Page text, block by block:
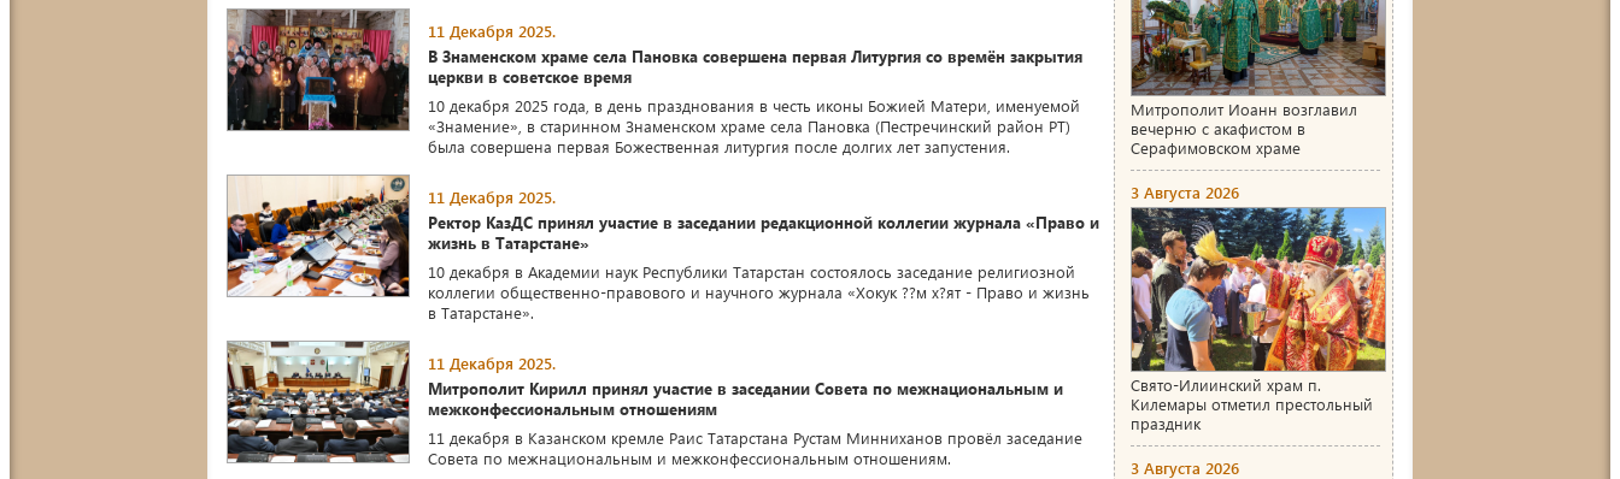
11 Декабря 2025.
В Знаменском храме села Пановка совершена первая Литургия со времён закрытия
церкви в советское время
10 декабря 2025 года, в день празднования в честь иконы Божией Матери, именуемой
«Знамение», в старинном Знаменском храме села Пановка (Пестречинский район РТ)
была совершена первая Божественная литургия после долгих лет запустения.
11 Декабря 2025.
Ректор КазДС принял участие в заседании редакционной коллегии журнала «Право и
жизнь в Татарстане»
10 декабря в Академии наук Республики Татарстан состоялось заседание религиозной
коллегии общественно-правового и научного журнала «Хокук ??м х?ят - Право и жизнь
в Татарстане».
11 Декабря 2025.
Митрополит Кирилл принял участие в заседании Совета по межнациональным и
межконфессиональным отношениям
11 декабря в Казанском кремле Раис Татарстана Рустам Минниханов провёл заседание
Совета по межнациональным и межконфессиональным отношениям.
Митрополит Иоанн возглавил
вечерню с акафистом в
Серафимовском храме
3 Августа 2026
Свято-Илиинский храм п.
Килемары отметил престольный
праздник
3 Августа 2026